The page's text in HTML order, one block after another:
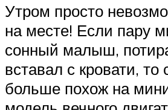
Утром просто
на месте! Если пару
сонный малыш,
вставал с кровати, то
больше похож на